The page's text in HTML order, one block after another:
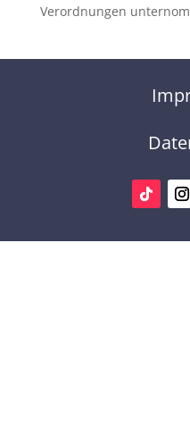
Verordnungen